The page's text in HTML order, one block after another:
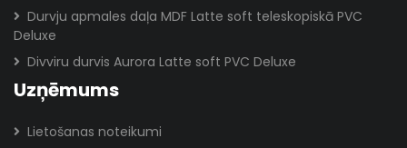
Durvju apmales daļa MDF Latte soft teleskopiskā PVC
Deluxe
Divviru durvis Aurora Latte soft PVC Deluxe
Uzņēmums
Lietošanas noteikumi